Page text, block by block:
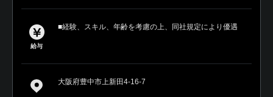
給与
■経験、スキル、年齢を考慮の上、同社規定により優遇
大阪府豊中市上新田4-16-7